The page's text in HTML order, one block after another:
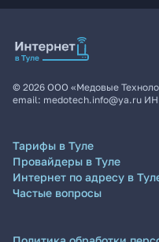
© 2026 ООО «Медовые
email: medotech.info@ya.ru
Тарифы в Туле
Провайдеры в Туле
Интернет по адресу в
Частые вопросы